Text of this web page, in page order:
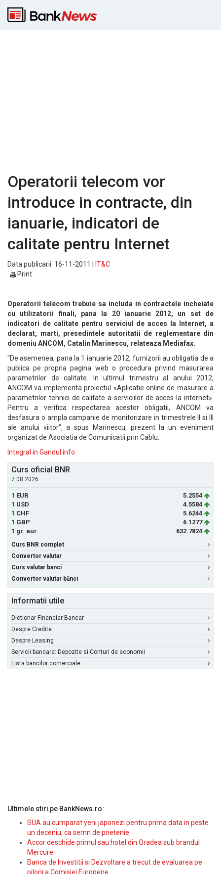
Operatorii telecom vor
introduce in contracte, din
ianuarie, indicatori de
calitate pentru Internet
Data publicarii: 16-11-2011 |
IT&C
Print
Operatorii telecom trebuie sa includa in contractele incheiate
cu utilizatorii finali, pana la 20 ianuarie 2012, un set de
indicatori de calitate pentru serviciul de acces la Internet, a
declarat, marti, presedintele autoritatii de reglementare din
domeniu ANCOM, Catalin Marinescu, relateaza Mediafax.
"De asemenea, pana la 1 ianuarie 2012, furnizorii au obligatia de a
publica pe propria pagina web o procedura privind masurarea
parametrilor de calitate. In ultimul trimestru al anului 2012,
ANCOM va implementa proiectul «Aplicatie online de masurare a
parametrilor tehnici de calitate a serviciilor de acces la internet».
Pentru a verifica respectarea acestor obligatii, ANCOM va
desfasura o ampla campanie de monitorizare in trimestrele II si III
ale anului viitor", a spus Marinescu, prezent la un eveniment
organizat de Asociatia de Comunicatii prin Cablu.
Integral in Gandul.info
Curs oficial BNR
7.08.2026
1 EUR
5.2554
1 USD
4.5584
1 CHF
5.6244
1 GBP
6.1277
1 gr. aur
632.7824
Curs BNR complet
Convertor valutar
Curs valutar banci
Convertor valutar bănci
Informatii utile
Dictionar Financiar-Bancar
Despre Credite
Despre Leasing
Servicii bancare: Depozite si Conturi de economii
Lista bancilor comerciale
Ultimele stiri pe BankNews.ro:
SUA au cumparat yeni japonezi pentru prima data in peste
un deceniu, ca semn de prietenie
Accor deschide primul sau hotel din Oradea sub brandul
Mercure
Banca de Investitii si Dezvoltare a trecut de evaluarea pe
piloni a Comisiei Europene